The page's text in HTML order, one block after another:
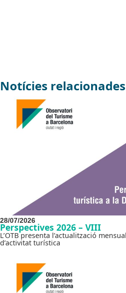
Notícies relacionades
28/07/2026
Perspectives 2026 – VIII
L’OTB presenta l’actualització
d’activitat turística